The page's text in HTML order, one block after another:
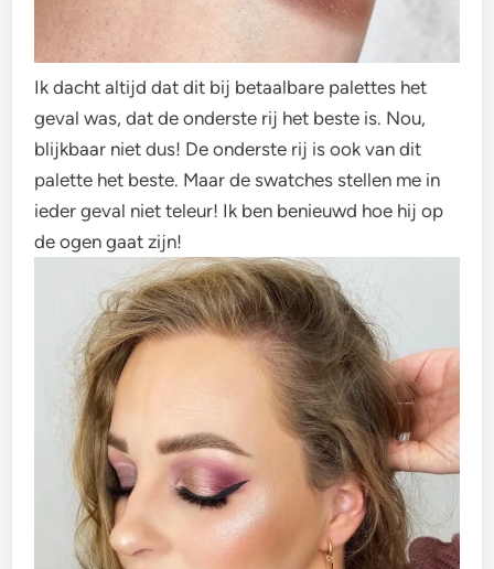
Ik dacht altijd dat dit bij betaalbare palettes het
geval was, dat de onderste rij het beste is. Nou,
blijkbaar niet dus! De onderste rij is ook van dit
palette het beste. Maar de swatches stellen me in
ieder geval niet teleur! Ik ben benieuwd hoe hij op
de ogen gaat zijn!